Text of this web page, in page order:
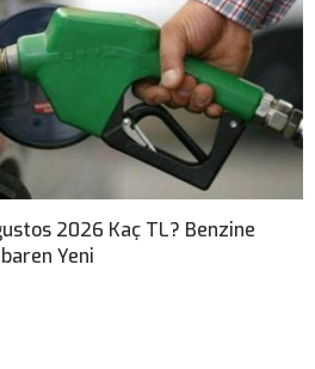
2026 Kaç TL? Benzine
Yeni